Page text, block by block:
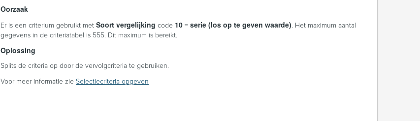
Oorzaak
Er is een criterium gebruikt met Soort vergelijking code 10 = serie (los op te geven waarde) . Het maximum aantal
gegevens in de criteriatabel is 555. Dit maximum is bereikt.
Oplossing
Splits de criteria op door de vervolgcriteria te gebruiken.
Voor meer informatie zie Selectiecriteria opgeven